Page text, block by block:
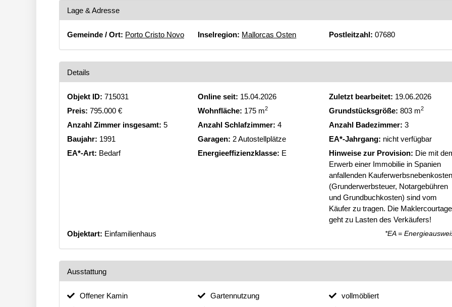
Lage & Adresse
Gemeinde / Ort: Porto Cristo Novo Inselregion: Mallorcas Osten Postleitzahl: 07680
Details
Objekt ID: 715031 Online seit: 15.04.2026 Zuletzt bearbeitet: 19.06.2026
Preis: 795.000 € Wohnfläche: 175 m2 Grundstücksgröße: 803 m2
Anzahl Zimmer insgesamt: 5 Anzahl Schlafzimmer: 4 Anzahl Badezimmer: 3
Baujahr: 1991 Garagen: 2 Autostellplätze EA*-Jahrgang: nicht verfügbar
EA*-Art: Bedarf Energieeffizienzklasse: E Hinweise zur Provision: Die mit
Erwerb einer Immobilie in Spanien
anfallenden Kauferwerbsnebenkosten
(Grunderwerbsteuer, Notargebühren
und Grundbuchkosten) sind vom
Käufer zu tragen. Die Maklercourtage
geht zu Lasten des Verkäufers!
Objektart: Einfamilienhaus *EA =
Ausstattung
Offener Kamin Gartennutzung
vollmöbliert